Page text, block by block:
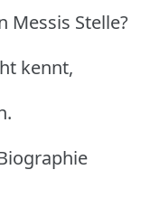
Messis Stelle?
kennt,